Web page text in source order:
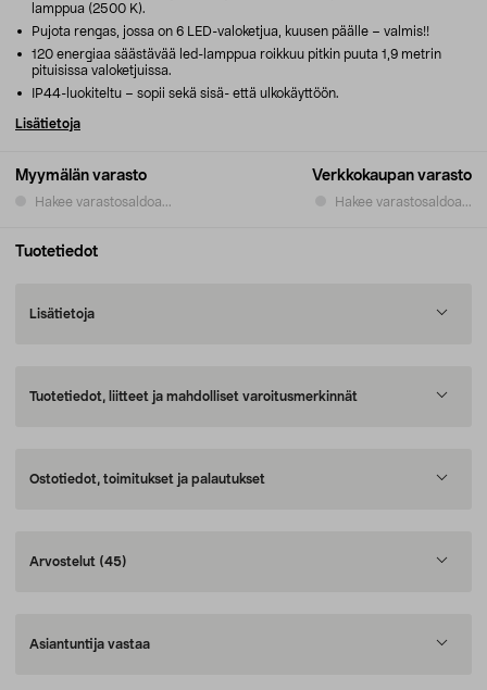
Myymälän varasto
Hakee varastosaldoa...
Verkkokaupan varasto
Hakee varastosaldoa...
lamppua (2500 K).
Pujota rengas, jossa on 6 LED-valoketjua, kuusen päälle – valmis!!
120 energiaa säästävää led-lamppua roikkuu pitkin puuta 1,9 metrin
pituisissa valoketjuissa.
IP44-luokiteltu – sopii sekä sisä- että ulkokäyttöön.
Lisätietoja
Tuotetiedot
Lisätietoja
Tuotetiedot, liitteet ja mahdolliset varoitusmerkinnät
Ostotiedot, toimitukset ja palautukset
Arvostelut (45)
Asiantuntija vastaa